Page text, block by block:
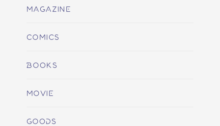
MAGAZINE
COMICS
BOOKS
MOVIE
GOODS